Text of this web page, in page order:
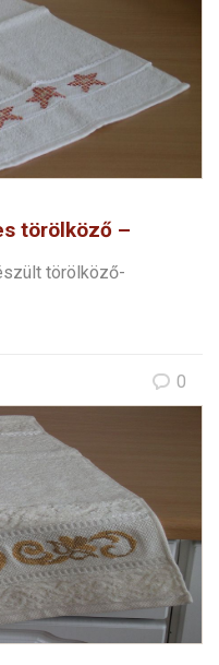
törölköző –
törölköző-
0